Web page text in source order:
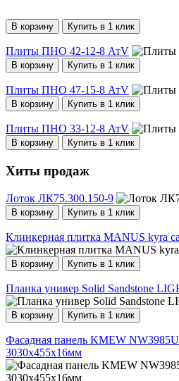
В корзину Купить в 1 клик
Плиты ПНО 42-12-8 АтV
В корзину Купить в 1 клик
Плиты ПНО 47-15-8 АтV
В корзину Купить в 1 клик
Плиты ПНО 33-12-8 АтV
В корзину Купить в 1 клик
Хиты продаж
Лоток ЛК75.300.150-9
В корзину Купить в 1 клик
Клинкерная плитка MANUS kyra
В корзину Купить в 1 клик
Планка универ Solid Sandstone
В корзину Купить в 1 клик
Фасадная панель KMEW
3030х455х16мм